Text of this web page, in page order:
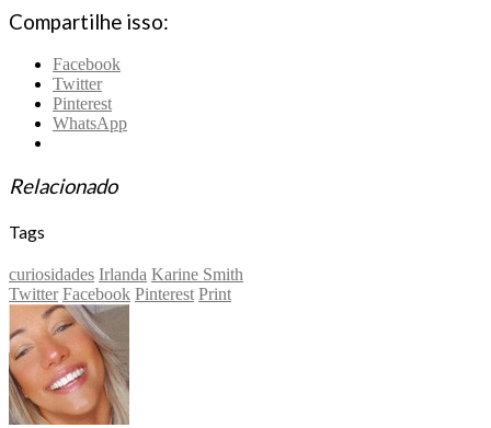
Compartilhe isso:
Facebook
Twitter
Pinterest
WhatsApp
Relacionado
Tags
curiosidades Irlanda Karine Smith
Twitter Facebook Pinterest Print